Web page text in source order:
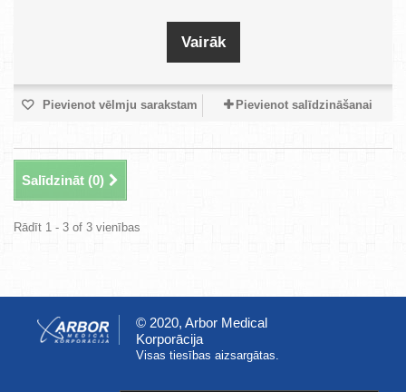
Vairāk
Pievienot vēlmju sarakstam Pievienot salīdzināšanai
Salīdzināt (0)
Rādīt 1 - 3 of 3 vienības
© 2020, Arbor Medical
Korporācija
Visas tiesības aizsargātas.